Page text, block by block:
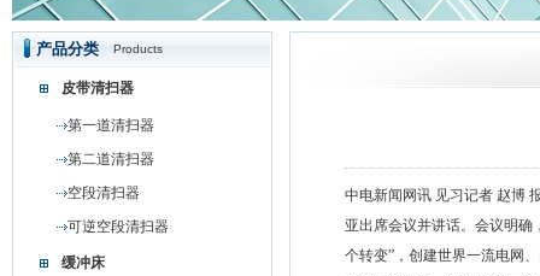
产品分类 Products
皮带清扫器
第一道清扫器
第二道清扫器
空段清扫器
可逆空段清扫器
缓冲床
中电新闻网讯 见习记者 赵博
亚出席会议并讲话。会议明
个转变”，创建世界一流电网